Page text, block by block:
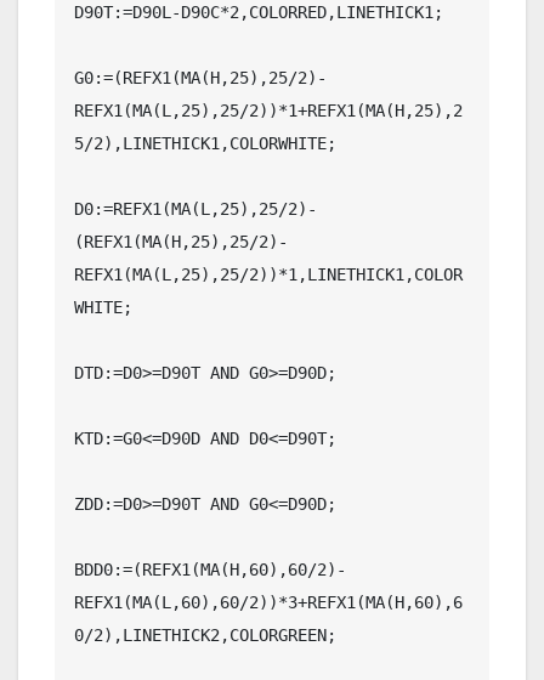
D90T:=D90L-D90C*2,COLORRED,LINETHICK1;
G0:=(REFX1(MA(H,25),25/2)-
REFX1(MA(L,25),25/2))*1+REFX1(MA(H,25),2
5/2),LINETHICK1,COLORWHITE;
D0:=REFX1(MA(L,25),25/2)-
(REFX1(MA(H,25),25/2)-
REFX1(MA(L,25),25/2))*1,LINETHICK1,COLOR
WHITE;
DTD:=D0>=D90T AND G0>=D90D;
KTD:=G0<=D90D AND D0<=D90T;
ZDD:=D0>=D90T AND G0<=D90D;
BDD0:=(REFX1(MA(H,60),60/2)-
REFX1(MA(L,60),60/2))*3+REFX1(MA(H,60),6
0/2),LINETHICK2,COLORGREEN;